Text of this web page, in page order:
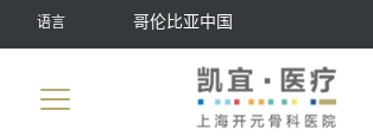
语言 哥伦比亚中国